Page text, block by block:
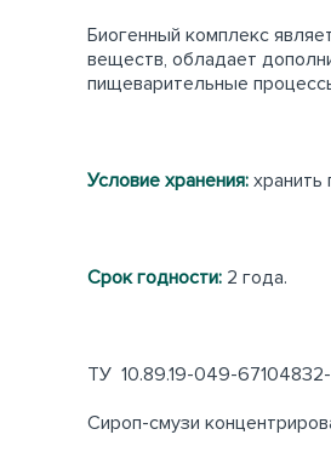
Биогенный комплекс
веществ, обладает
пищеварительные
Условие хранения:
Срок годности: 2 года.
ТУ 10.89.19-049-
Сироп-смузи